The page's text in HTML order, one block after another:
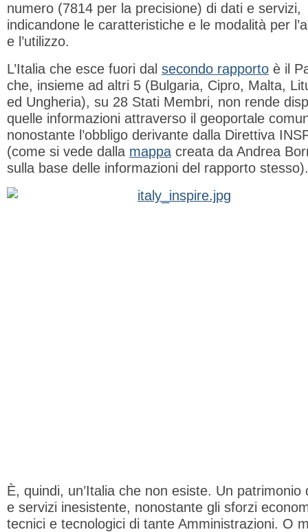
numero (7814 per la precisione) di dati e servizi,
indicandone le caratteristiche e le modalità per
e l’utilizzo.
L’Italia che esce fuori dal secondo rapporto è il
che, insieme ad altri 5 (Bulgaria, Cipro, Malta,
ed Ungheria), su 28 Stati Membri, non rende
quelle informazioni attraverso il geoportale
nonostante l’obbligo derivante dalla Direttiva
(come si vede dalla mappa creata da Andrea
sulla base delle informazioni del rapporto stesso).
È, quindi, un’Italia che non esiste. Un patrimonio
e servizi inesistente, nonostante gli sforzi
tecnici e tecnologici di tante Amministrazioni. O